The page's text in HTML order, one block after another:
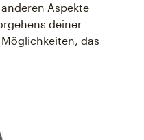
Aspekte
deiner
das